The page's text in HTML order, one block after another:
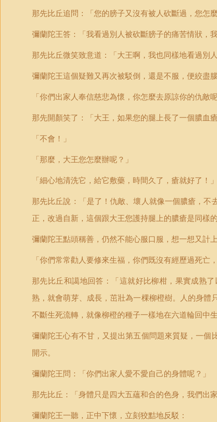
那先比丘追問：「您的膀子又沒有被人砍斷過，您怎
彌蘭陀王答：「我看過別人被砍斷膀子的痛苦情狀，
那先比丘微笑致意道：「大王啊，我也同樣地看過別
彌蘭陀王這個疑難又再次被駁倒，還是不服，便絞盡
「你們出家人奉信慈悲為懷，你怎麼去原諒你的仇敵
那先開顏笑了：「大王，如果您的腿上長了一個膿血
「不會！」
「那麼，大王您怎麼辦呢？」
「細心地清洗它，給它敷藥，時間久了，瘡就好了！
那先比丘說：「是了！仇敵、壞人就像一個膿瘡，
正，改過自新，這個跟大王您護持腿上的膿瘡是同樣
彌蘭陀王點頭稱善，仍然不能心服口服，想一想又計
「你們常常勸人要修來生福，你們既沒有經歷過死亡
那先比丘和譪地回答：「這就好比柳柑，果實成熟
熟，就會萌芽、成長，茁壯為一棵柳橙樹。人的身
不斷生死流轉，就像柳橙的種子一樣地在六道輪回中
彌蘭陀王心有不甘，又提出第五個問題來質疑，一
開示。
彌蘭陀王問：「你們出家人愛不愛自己的身體呢？」
那先比丘：「身體只是四大五蘊和合的色身，我們出
彌蘭陀王一聽，正中下懷，立刻狡黠地反駁：